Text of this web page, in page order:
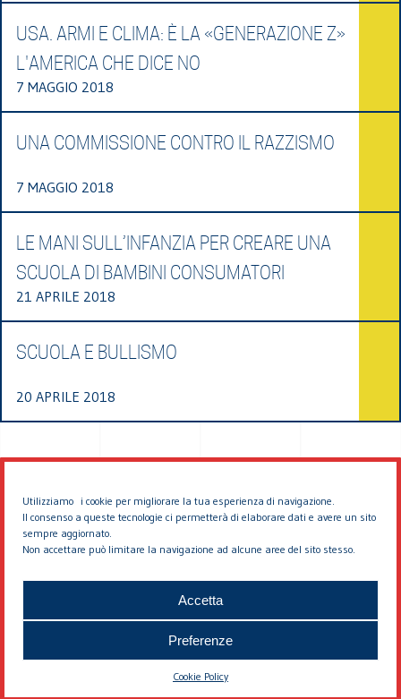
Utilizziamo i cookie per migliorare la tua esperienza di navigazione.
Il consenso a queste tecnologie ci permetterà di elaborare dati e avere un sito
sempre aggiornato.
Non accettare può limitare la navigazione ad alcune aree del sito stesso.
Accetta
Preferenze
Cookie Policy
USA. ARMI E CLIMA: È LA «GENERAZIONE Z»
L'AMERICA CHE DICE NO
7 MAGGIO 2018
UNA COMMISSIONE CONTRO IL RAZZISMO
7 MAGGIO 2018
LE MANI SULL’INFANZIA PER CREARE UNA
SCUOLA DI BAMBINI CONSUMATORI
21 APRILE 2018
SCUOLA E BULLISMO
20 APRILE 2018
© 2026 EDDYBURG